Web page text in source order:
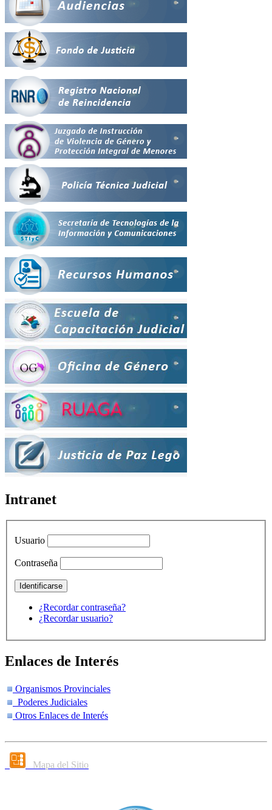
Intranet
Usuario
Contraseña
¿Recordar contraseña?
¿Recordar usuario?
Enlaces de Interés
Organismos Provinciales
Poderes Judiciales
Otros Enlaces de Interés
Mapa del Sitio